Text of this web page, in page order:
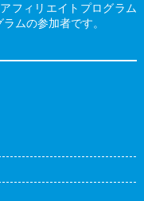
フィリエイトプログラム
ムの参加者です。